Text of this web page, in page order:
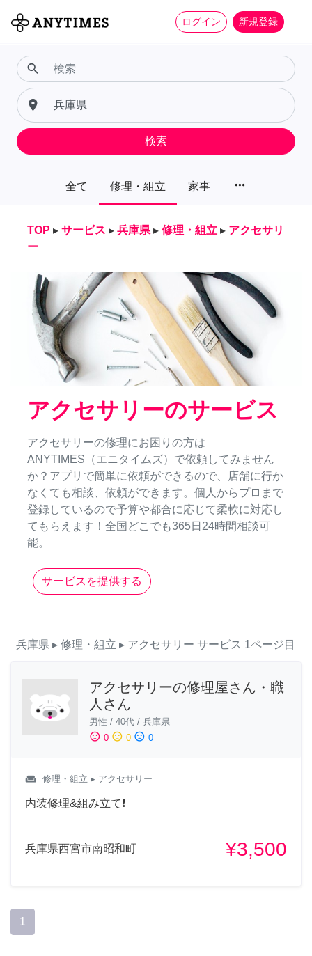
ログイン 新規登録
全て 修理・組立 家事 more_horiz
search
place
検索
TOP ▸ サービス ▸ 兵庫県 ▸ 修理・組立 ▸ アクセサリ
ー
アクセサリーのサービス
アクセサリーの修理にお困りの方は
ANYTIMES（エニタイムズ）で依頼してみません
か？アプリで簡単に依頼ができるので、店舗に行か
なくても相談、依頼ができます。個人からプロまで
登録しているので予算や都合に応じて柔軟に対応し
てもらえます！全国どこでも365日24時間相談可
能。
サービスを提供する
兵庫県 ▸ 修理・組立 ▸ アクセサリー サービス 1ページ目
アクセサリーの修理屋さん・職
人さん
男性 / 40代 / 兵庫県
sentiment_satisfied 0 sentiment_neutral 0 sentiment_dissatisfied 0
weekend 修理・組立 ▸ アクセサリー
内装修理&組み立て❗️
兵庫県西宮市南昭和町 ¥3,500
1